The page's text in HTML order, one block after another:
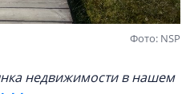
Фото: NSP
недвижимости в нашем